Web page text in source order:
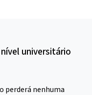
universitário
perderá nenhuma